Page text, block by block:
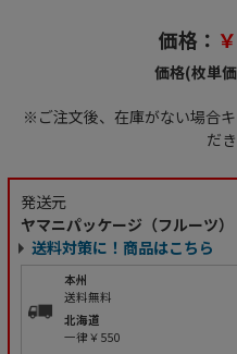
価格：
価格(枚単価
※ご注文後、在庫がない場合
だ
発送元
ヤマニパッケージ（フルーツ）
送料対策に！商品はこちら
本州
送料無料
北海道
一律￥550